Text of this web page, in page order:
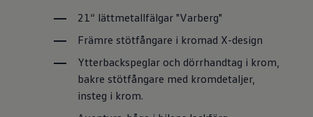
21“ lättmetallfälgar "Varberg"
Främre stötfångare i kromad X-design
Ytterbackspeglar och dörrhandtag i krom,
bakre stötfångare med kromdetaljer,
insteg i krom.